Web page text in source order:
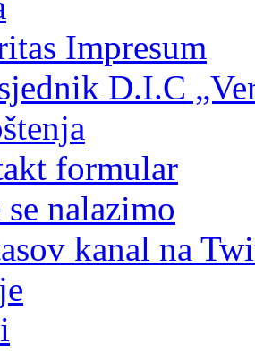
Impresum
D.I.C
formular
nalazimo
kanal na